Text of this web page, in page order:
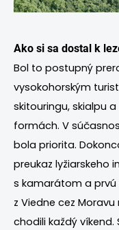
Ako si sa dostal k
Bol to postupný
vysokohorským
skitouringu, skialpu
formách. V
bola priorita.
preukaz lyžiarskeho
s kamarátom a
z Viedne cez
chodili každý víkend.